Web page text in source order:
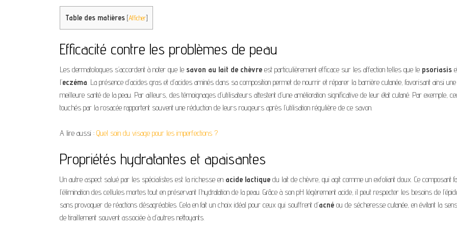
Table des matières [Afficher]
Efficacité contre les problèmes de peau
Les dermatologues s’accordent à noter que le savon au lait de chèvre est particulièrement efficace sur les affection telles que le psoriasis
l’eczéma . La présence d’acides gras et d’acides aminés dans sa composition permet de nourrir et réparer la barrière cutanée, favorisant ainsi une
meilleure santé de la peau. Par ailleurs, des témoignages d’utilisateurs attestent d’une amélioration significative de leur état cutané. Par exemple,
touchés par la rosacée rapportent souvent une réduction de leurs rougeurs après l’utilisation régulière de ce savon.
A lire aussi : Quel soin du visage pour les imperfections ?
Propriétés hydratantes et apaisantes
Un autre aspect salué par les spécialistes est la richesse en acide lactique du lait de chèvre, qui agit comme un exfoliant doux. Ce composant
l’élimination des cellules mortes tout en préservant l’hydratation de la peau. Grâce à son pH légèrement acide, il peut respecter les besoins de
sans provoquer de réactions désagréables. Cela en fait un choix idéal pour ceux qui souffrent d’acné ou de sécheresse cutanée, en évitant la
de tiraillement souvent associée à d’autres nettoyants.